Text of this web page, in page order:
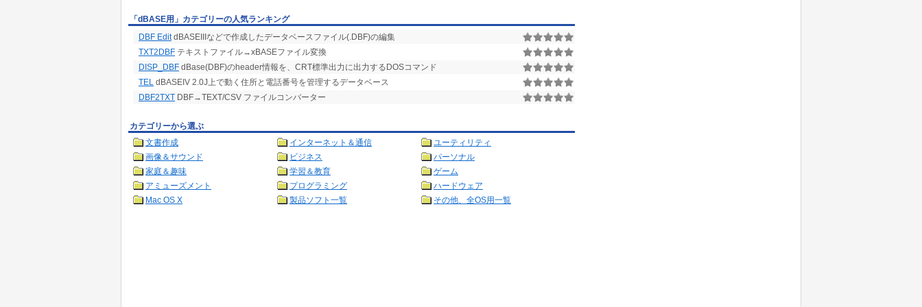
「dBASE用」カテゴリーの人気ランキング
DBF EditdBASEIIIなどで作成したデータベースファイル(.DBF)の編集
TXT2DBF テキストファイル→xBASEファイル変換
DISP_DBF dBase(DBF)のheader情報を、CRT標準出力に出力するDOSコマンド
TEL dBASEIV 2.0J上で動く住所と電話番号を管理するデータベース
DBF2TXT DBF→TEXT/CSV ファイルコンバーター
カテゴリーから選ぶ
文書作成
インターネット＆通信
ユーティリティ
画像＆サウンド
ビジネス
パーソナル
家庭＆趣味
学習＆教育
ゲーム
アミューズメント
プログラミング
ハードウェア
Mac OS X
製品ソフト一覧 その他、全OS用一覧